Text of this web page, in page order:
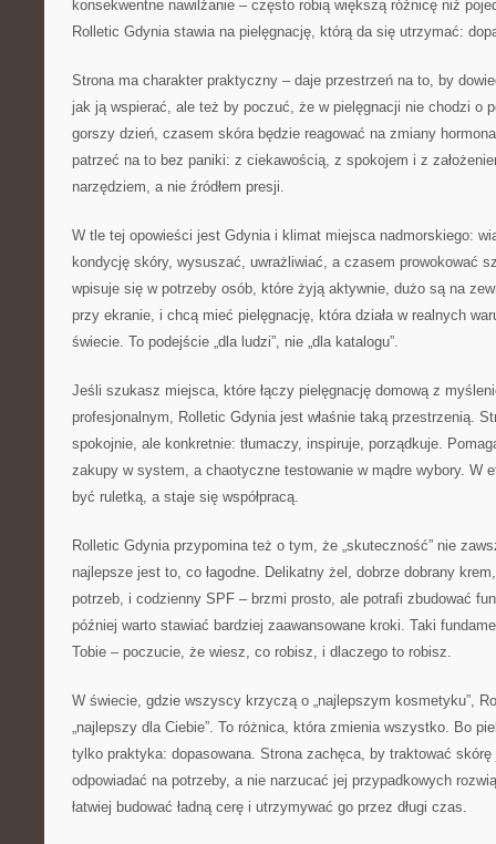
konsekwentne nawilżanie – często robią większą różnicę niż
Rolletic Gdynia stawia na pielęgnację, którą da się utrzymać:
Strona ma charakter praktyczny – daje przestrzeń na to, by
jak ją wspierać, ale też by poczuć, że w pielęgnacji nie chodzi o
gorszy dzień, czasem skóra będzie reagować na zmiany
patrzeć na to bez paniki: z ciekawością, z spokojem i z
narzędziem, a nie źródłem presji.
W tle tej opowieści jest Gdynia i klimat miejsca nadmorskiego:
kondycję skóry, wysuszać, uwrażliwiać, a czasem prowokować
wpisuje się w potrzeby osób, które żyją aktywnie, dużo są na
przy ekranie, i chcą mieć pielęgnację, która działa w realnych
świecie. To podejście „dla ludzi”, nie „dla katalogu”.
Jeśli szukasz miejsca, które łączy pielęgnację domową z
profesjonalnym, Rolletic Gdynia jest właśnie taką przestrzenią.
spokojnie, ale konkretnie: tłumaczy, inspiruje, porządkuje.
zakupy w system, a chaotyczne testowanie w mądre wybory. W
być ruletką, a staje się współpracą.
Rolletic Gdynia przypomina też o tym, że „skuteczność” nie
najlepsze jest to, co łagodne. Delikatny żel, dobrze dobrany
potrzeb, i codzienny SPF – brzmi prosto, ale potrafi zbudować
później warto stawiać bardziej zaawansowane kroki. Taki
Tobie – poczucie, że wiesz, co robisz, i dlaczego to robisz.
W świecie, gdzie wszyscy krzyczą o „najlepszym kosmetyku”,
„najlepszy dla Ciebie”. To różnica, która zmienia wszystko. Bo
tylko praktyka: dopasowana. Strona zachęca, by traktować skórę
odpowiadać na potrzeby, a nie narzucać jej przypadkowych
łatwiej budować ładną cerę i utrzymywać go przez długi czas.